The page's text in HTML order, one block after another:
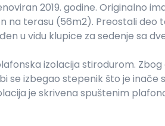
2019. godine. Originalno
na terasu (56m2). Preostali deo
u vidu klupice za sedenje sa
izolacija stirodurom. Zbog
se izbegao stepenik što je inače
je skrivena spuštenim